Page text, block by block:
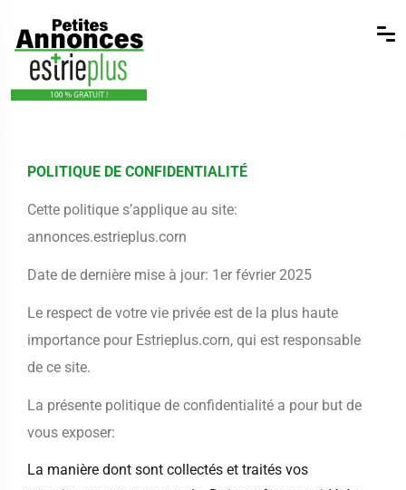
POLITIQUE DE CONFIDENTIALITÉ
Cette politique s’applique au site:
annonces.estrieplus.corn
Date de dernière mise à jour: 1er février 2025
Le respect de votre vie privée est de la plus haute
importance pour Estrieplus.corn, qui est responsable
de ce site.
La présente politique de confidentialité a pour but de
vous exposer:
La manière dont sont collectés et traités vos